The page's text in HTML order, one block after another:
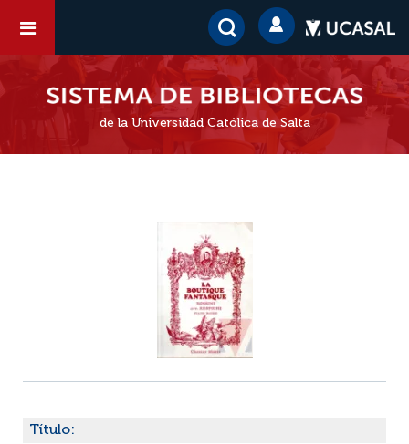
de la Universidad Católica de Salta
Título: